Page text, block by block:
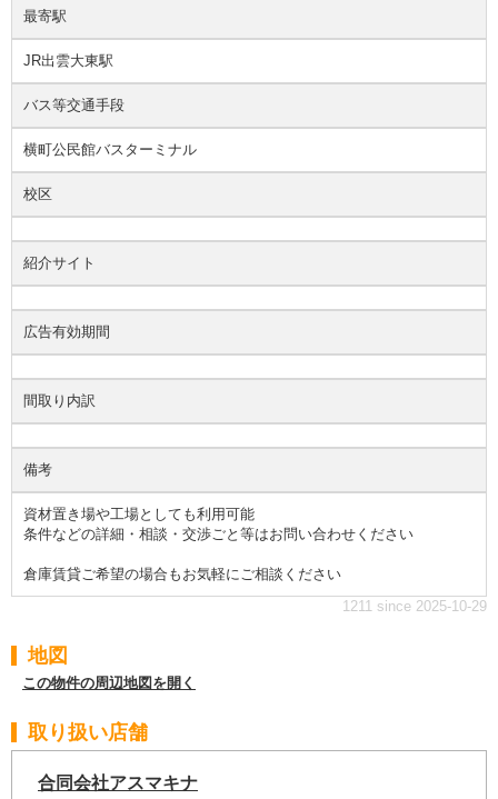
最寄駅
JR出雲大東駅
バス等交通手段
横町公民館バスターミナル
校区
紹介サイト
広告有効期間
間取り内訳
備考
資材置き場や工場としても利用可能
条件などの詳細・相談・交渉ごと等はお問い合わせください
倉庫賃貸ご希望の場合もお気軽にご相談ください
1211 since 2025-10-29
地図
この物件の周辺地図を開く
取り扱い店舗
合同会社アスマキナ